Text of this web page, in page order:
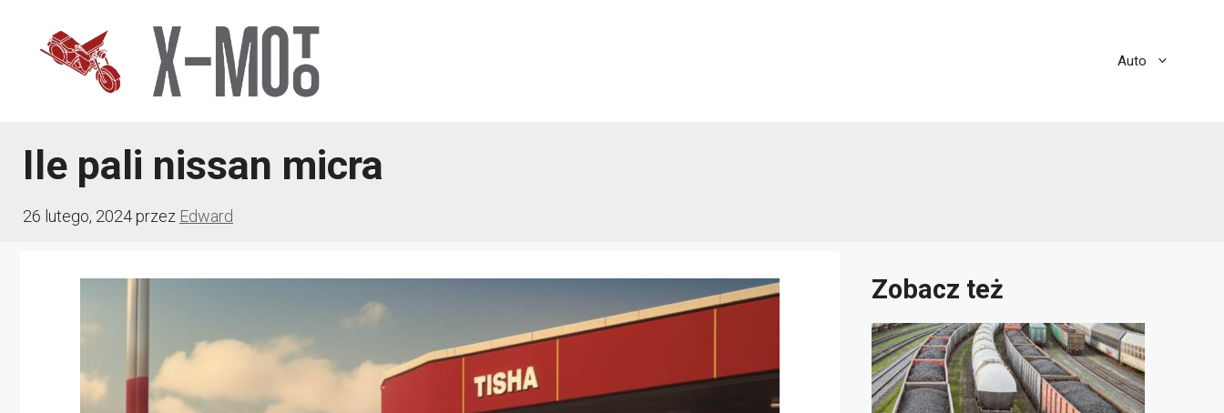
Auto
Ile pali nissan micra
26 lutego, 2024przez Edward
Zobacz też